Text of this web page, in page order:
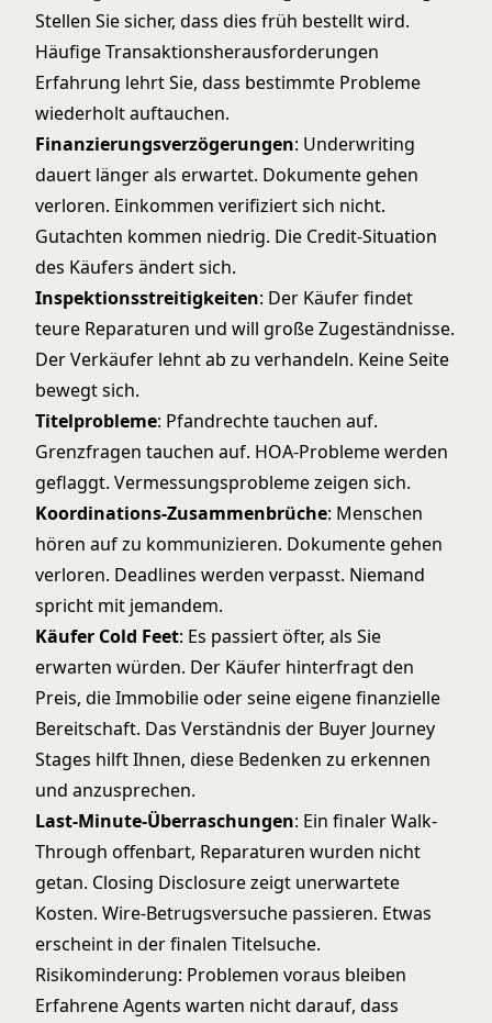
Stellen Sie sicher, dass dies früh bestellt wird.
Häufige Transaktionsherausforderungen
Erfahrung lehrt Sie, dass bestimmte Probleme
wiederholt auftauchen.
Finanzierungsverzögerungen: Underwriting
dauert länger als erwartet. Dokumente gehen
verloren. Einkommen verifiziert sich nicht.
Gutachten kommen niedrig. Die Credit-Situation
des Käufers ändert sich.
Inspektionsstreitigkeiten: Der Käufer findet
teure Reparaturen und will große Zugeständnisse.
Der Verkäufer lehnt ab zu verhandeln. Keine Seite
bewegt sich.
Titelprobleme: Pfandrechte tauchen auf.
Grenzfragen tauchen auf. HOA-Probleme werden
geflaggt. Vermessungsprobleme zeigen sich.
Koordinations-Zusammenbrüche: Menschen
hören auf zu kommunizieren. Dokumente gehen
verloren. Deadlines werden verpasst. Niemand
spricht mit jemandem.
Käufer Cold Feet: Es passiert öfter, als Sie
erwarten würden. Der Käufer hinterfragt den
Preis, die Immobilie oder seine eigene finanzielle
Bereitschaft. Das Verständnis der Buyer Journey
Stages hilft Ihnen, diese Bedenken zu erkennen
und anzusprechen.
Last-Minute-Überraschungen: Ein finaler Walk-
Through offenbart, Reparaturen wurden nicht
getan. Closing Disclosure zeigt unerwartete
Kosten. Wire-Betrugsversuche passieren. Etwas
erscheint in der finalen Titelsuche.
Risikominderung: Problemen voraus bleiben
Erfahrene Agents warten nicht darauf, dass